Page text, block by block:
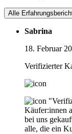
Alle
Sabrina
18. Februar
Verifizierter
Käufer:innen
bei uns
alle, die ein